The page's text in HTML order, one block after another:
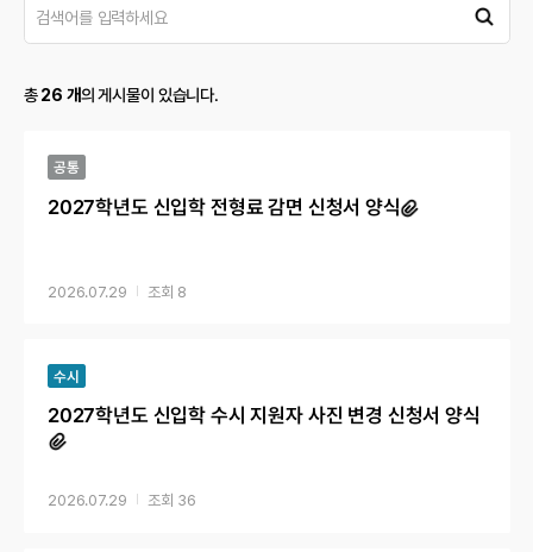
총26 개의 게시물이 있습니다.
공통
2027학년도 신입학 전형료 감면 신청서 양식
2026.07.29 8
수시
2027학년도 신입학 수시 지원자 사진 변경 신청서 양식
2026.07.29 36